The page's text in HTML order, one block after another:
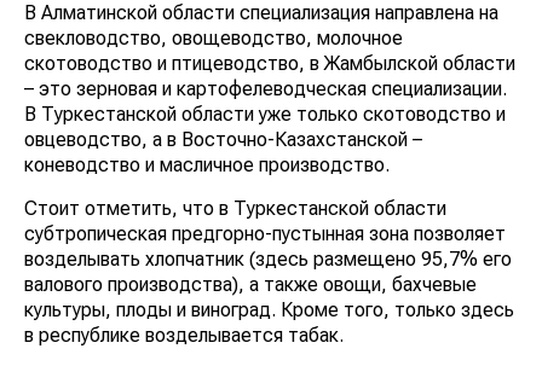
В Алматинской области специализация направлена на
свекловодство, овощеводство, молочное
скотоводство и птицеводство, в Жамбылской области
– это зерновая и картофелеводческая специализации.
В Туркестанской области уже только скотоводство и
овцеводство, а в Восточно-Казахстанской –
коневодство и масличное производство.
Стоит отметить, что в Туркестанской области
субтропическая предгорно-пустынная зона позволяет
возделывать хлопчатник (здесь размещено 95,7% его
валового производства), а также овощи, бахчевые
культуры, плоды и виноград. Кроме того, только здесь
в республике возделывается табак.